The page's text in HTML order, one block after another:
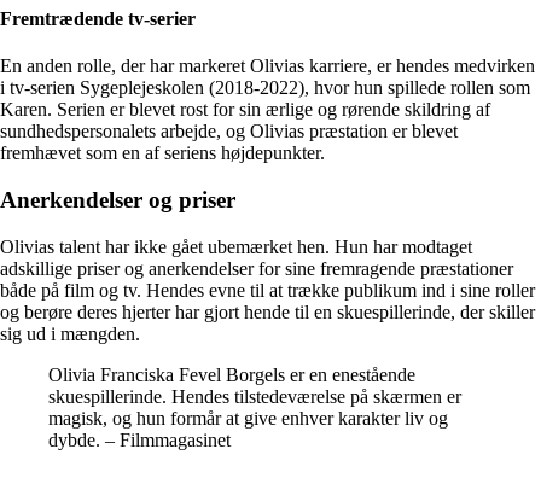
Fremtrædende tv-serier
En anden rolle, der har markeret Olivias karriere, er hendes medvirken
i tv-serien Sygeplejeskolen (2018-2022), hvor hun spillede rollen som
Karen. Serien er blevet rost for sin ærlige og rørende skildring af
sundhedspersonalets arbejde, og Olivias præstation er blevet
fremhævet som en af seriens højdepunkter.
Anerkendelser og priser
Olivias talent har ikke gået ubemærket hen. Hun har modtaget
adskillige priser og anerkendelser for sine fremragende præstationer
både på film og tv. Hendes evne til at trække publikum ind i sine roller
og berøre deres hjerter har gjort hende til en skuespillerinde, der skiller
sig ud i mængden.
Olivia Franciska Fevel Borgels er en enestående
skuespillerinde. Hendes tilstedeværelse på skærmen er
magisk, og hun formår at give enhver karakter liv og
dybde. – Filmmagasinet